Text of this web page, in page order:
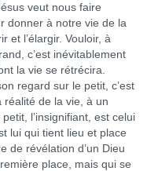
veut nous faire
donner à notre vie de la
et l’élargir. Vouloir, à
c’est inévitablement
la vie se rétrécira.
regard sur le petit, c’est
réalité de la vie, à un
l’insignifiant, est celui
lui qui tient lieu et place
de révélation d’un Dieu
place, mais qui se